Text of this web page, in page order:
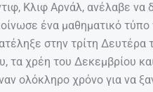
Κλιφ Αρνάλ, ανέλαβε να
ένα μαθηματικό τύπο
στην τρίτη Δευτέρα
τα χρέη του Δεκεμβρίου
ολόκληρο χρόνο για να